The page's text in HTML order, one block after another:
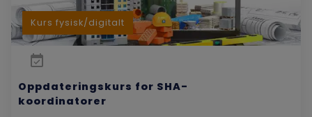
Kurs fysisk/digitalt
Oppdateringskurs for SHA-
koordinatorer